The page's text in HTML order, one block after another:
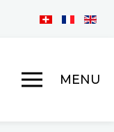
MENU